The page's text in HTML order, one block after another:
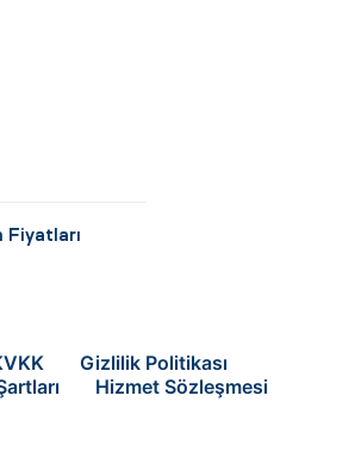
Fiyatları
Gizlilik Politikası
Hizmet Sözleşmesi